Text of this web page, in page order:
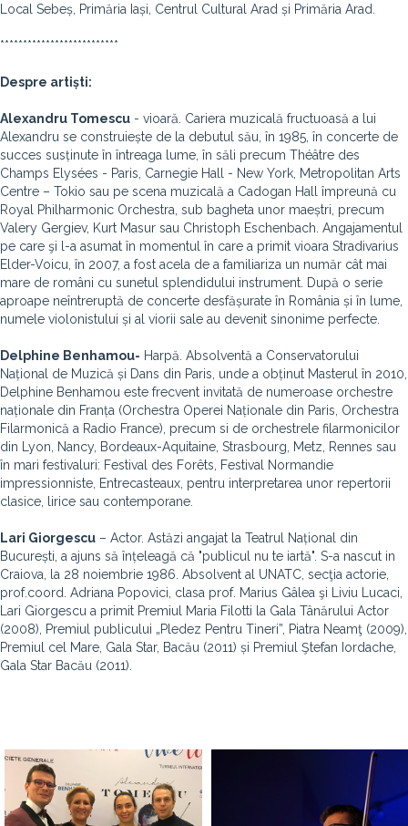
Local Sebeș, Primăria Iași, Centrul Cultural Arad și Primăria Arad.
**************************
Despre artiști:
Alexandru Tomescu - vioară. Cariera muzicală fructuoasă a lui
Alexandru se construiește de la debutul său, în 1985, în concerte de
succes susținute în întreaga lume, în săli precum Théâtre des
Champs Elysées - Paris, Carnegie Hall - New York, Metropolitan Arts
Centre – Tokio sau pe scena muzicală a Cadogan Hall împreună cu
Royal Philharmonic Orchestra, sub bagheta unor maeștri, precum
Valery Gergiev, Kurt Masur sau Christoph Eschenbach. Angajamentul
pe care şi l-a asumat în momentul în care a primit vioara Stradivarius
Elder-Voicu, în 2007, a fost acela de a familiariza un număr cât mai
mare de români cu sunetul splendidului instrument. După o serie
aproape neîntreruptă de concerte desfășurate în România și în lume,
numele violonistului și al viorii sale au devenit sinonime perfecte.
Delphine Benhamou- Harpă. Absolventă a Conservatorului
Național de Muzică și Dans din Paris, unde a obținut Masterul în 2010,
Delphine Benhamou este frecvent invitată de numeroase orchestre
naționale din Franța (Orchestra Operei Naționale din Paris, Orchestra
Filarmonică a Radio France), precum si de orchestrele filarmonicilor
din Lyon, Nancy, Bordeaux-Aquitaine, Strasbourg, Metz, Rennes sau
în mari festivaluri: Festival des Forêts, Festival Normandie
impressionniste, Entrecasteaux, pentru interpretarea unor repertorii
clasice, lirice sau contemporane.
Lari Giorgescu – Actor. Astăzi angajat la Teatrul Național din
București, a ajuns să înțeleagă că "publicul nu te iartă". S-a nascut in
Craiova, la 28 noiembrie 1986. Absolvent al UNATC, secţia actorie,
prof.coord. Adriana Popovici, clasa prof. Marius Gâlea şi Liviu Lucaci,
Lari Giorgescu a primit Premiul Maria Filotti la Gala Tânărului Actor
(2008), Premiul publicului „Pledez Pentru Tineri”, Piatra Neamţ (2009),
Premiul cel Mare, Gala Star, Bacău (2011) și Premiul Ştefan Iordache,
Gala Star Bacău (2011).